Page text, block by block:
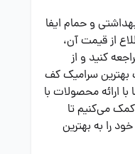
و حمام ایفا
از قیمت آن،
کنید و از
بهترین سرامیک کف
ارائه محصولات با
می‌کنیم تا
را به بهترین